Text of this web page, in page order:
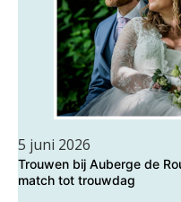
5 juni 2026
Trouwen bij Auberge de
match tot trouwdag